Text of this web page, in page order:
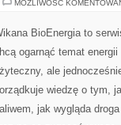
MOŻLIWOŚĆ
BioEnergia to
ogarnąć temat
ale
wiedzę o tym,
jak wygląda